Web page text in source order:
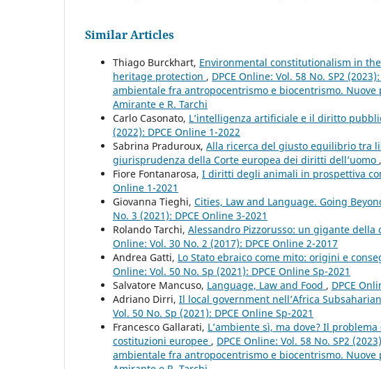
Similar Articles
Thiago Burckhart, Environmental constitutionalism in
heritage protection , DPCE Online: Vol. 58 No. SP2
ambientale fra antropocentrismo e biocentrismo.
Amirante e R. Tarchi
Carlo Casonato, L’intelligenza artificiale e il diritto
(2022): DPCE Online 1-2022
Sabrina Praduroux, Alla ricerca del giusto equilibrio tra
giurisprudenza della Corte europea dei diritti dell’uomo ,
Fiore Fontanarosa, I diritti degli animali in prospettiva
Online 1-2021
Giovanna Tieghi, Cities, Law and Language. Going
No. 3 (2021): DPCE Online 3-2021
Rolando Tarchi, Alessandro Pizzorusso: un gigante
Online: Vol. 30 No. 2 (2017): DPCE Online 2-2017
Andrea Gatti, Lo Stato ebraico come mito: origini e
Online: Vol. 50 No. Sp (2021): DPCE Online Sp-2021
Salvatore Mancuso, Language, Law and Food , DPCE
Adriano Dirri, Il local government nell’Africa
Vol. 50 No. Sp (2021): DPCE Online Sp-2021
Francesco Gallarati, L’ambiente sì, ma dove? Il
costituzioni europee , DPCE Online: Vol. 58 No. SP2
ambientale fra antropocentrismo e biocentrismo.